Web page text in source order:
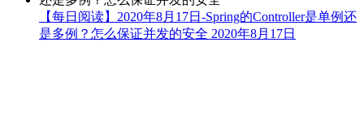
【每日阅读】2020年8月17日-Spring的Controller是单例还
是多例？怎么保证并发的安全 2020年8月17日